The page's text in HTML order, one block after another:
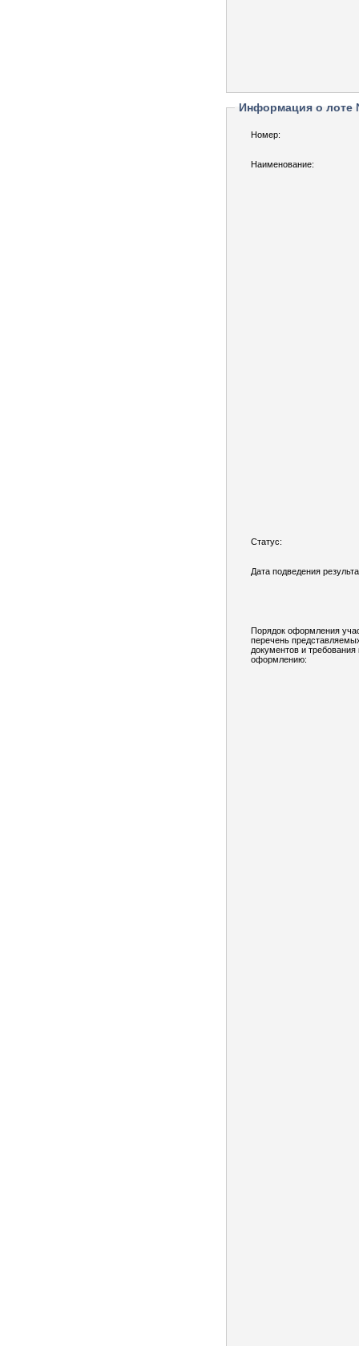
Информация о лоте
Номер:
Наименование:
Статус:
Дата подведения
Порядок оформления
перечень
документов и требования
оформлению: